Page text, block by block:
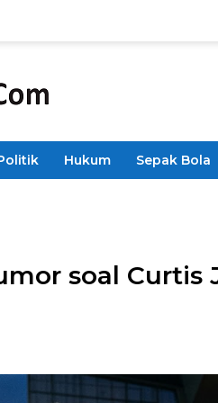
Hukum Sepak Bola
soal Curtis